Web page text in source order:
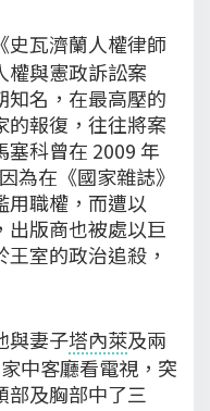
史瓦濟蘭人權律師
權與憲政訴訟案
知名，在最高壓的
的報復，往往將案
科曾在 2009 年
為在《國家雜誌》
用職權，而遭以
出版商也被處以巨
室的政治追殺，
與妻子塔內萊及兩
中客廳看電視，突
部及胸部中了三